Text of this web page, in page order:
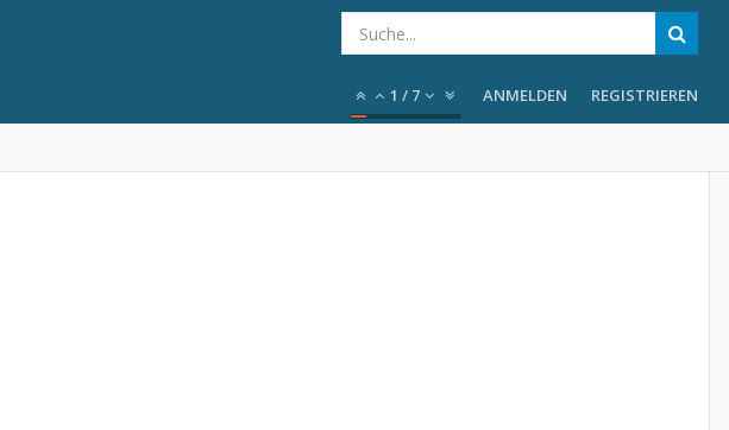
1 / 7 ANMELDEN REGISTRIEREN